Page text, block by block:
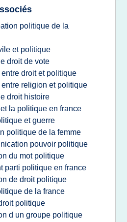
politique de la
et politique
droit de vote
entre droit et politique
entre religion et politique
droit histoire
la politique en france
et guerre
politique de la femme
pouvoir politique
du mot politique
parti politique en france
de droit politique
de la france
politique
d un groupe politique